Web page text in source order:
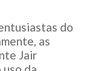
do
as
Jair